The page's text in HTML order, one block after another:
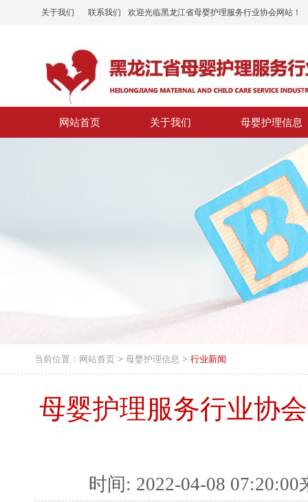
关于我们 联系我们 欢迎光临黑龙江省母婴护理服务行业协会网站！
网站首页 关于我们 母婴护理信息
当前位置： 网站首页 > 母婴护理信息 > 行业新闻
母婴护理服务行业协
时间: 2022-04-08